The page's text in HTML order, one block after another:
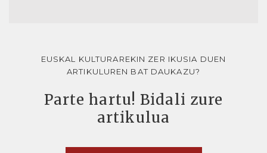
EUSKAL KULTURAREKIN ZER IKUSIA DUEN
ARTIKULUREN BAT DAUKAZU?
Parte hartu! Bidali zure
artikulua